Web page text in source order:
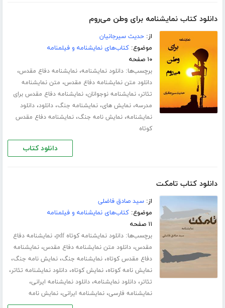
دانلود کتاب نمایشنامه برای وطن می‌روم
از:حدیث سیرجانیان
موضوع:کتاب‌های نمایشنامه و فیلمنامه
۱۰ صفحه
برچسب‌ها:دانلود نمایشنامه،نمایشنامه دفاع مقدس،
دانلود متن نمایشنامه دفاع مقدس، متن نمایشنامه
تئاتر،نمایشنامه نوجوانان،نمایشنامه دفاع مقدس برای
مدرسه،نمایش های،نمایشنامه جنگ،دانلود،دانلود
نمایشنامه،نمایش نامه جنگ،نمایشنامه دفاع مقدس
کوتاه
دانلود کتاب
دانلود کتاب تامکت
از:سید صادق فاضلی
موضوع:کتاب‌های نمایشنامه و فیلمنامه
۱۱ صفحه
برچسب‌ها:دانلود نمایشنامه کوتاه pdf ،نمایشنامه دفاع
مقدس،دانلود متن نمایشنامه دفاع مقدس،نمایشنامه
دفاع مقدس کوتاه،نمایشنامه جنگ،نمایش نامه جنگ،
نمایش نامه کوتاه،نمایش کوتاه،دانلود نمایشنامه تئاتر،
تئاتر،دانلود نمایشنامه،دانلود نمایشنامه ایرانی،
نمایشنامه فارسی،نمایشنامه ایرانی،نمایش نامه